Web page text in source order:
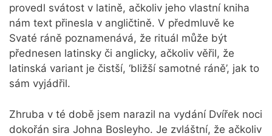
provedl svátost v latině, ačkoliv jeho vlastní kniha
nám text přinesla v angličtině. V předmluvě ke
Svaté ráně poznamenává, že rituál může být
přednesen latinsky či anglicky, ačkoliv věřil, že
latinská variant je čistší, ‘bližší samotné ráně’, jak to
sám vyjádřil.
Zhruba v té době jsem narazil na vydání Dvířek noci
dokořán sira Johna Bosleyho. Je zvláštní, že ačkoliv